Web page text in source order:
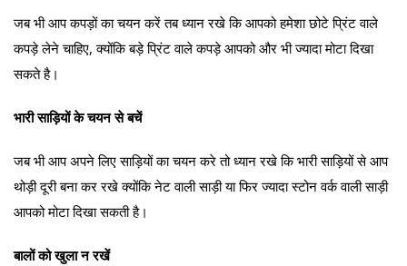
जब भी आप कपड़ों का चयन करें तब ध्यान रखे कि आपको हमेशा छोटे प्रिंट वाले
कपड़े लेने चाहिए, क्योंकि बड़े प्रिंट वाले कपड़े आपको और भी ज्यादा मोटा दिखा
सकते है।
भारी साड़ियों के चयन से बचें
जब भी आप अपने लिए साड़ियों का चयन करे तो ध्यान रखे कि भारी साड़ियों से आप
थोड़ी दूरी बना कर रखे क्योंकि नेट वाली साड़ी या फिर ज्यादा स्टोन वर्क वाली साड़ी
आपको मोटा दिखा सकती है।
बालों को खुला न रखें